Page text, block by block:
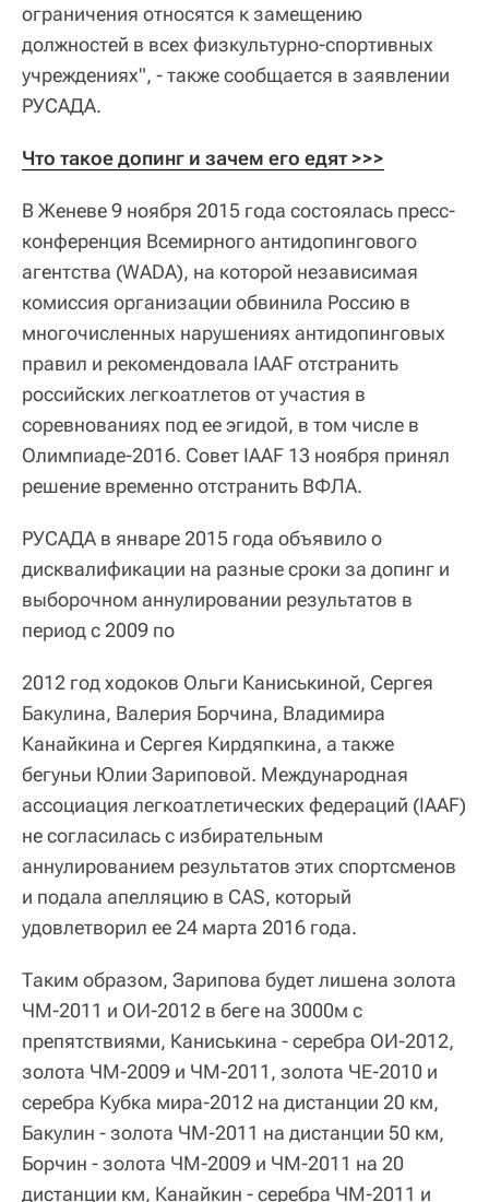
ограничения относятся к замещению
должностей в всех физкультурно-спортивных
учреждениях", - также сообщается в заявлении
РУСАДА.
Что такое допинг и зачем его едят >>>
В Женеве 9 ноября 2015 года состоялась пресс-
конференция Всемирного антидопингового
агентства (WADA), на которой независимая
комиссия организации обвинила Россию в
многочисленных нарушениях антидопинговых
правил и рекомендовала IAAF отстранить
российских легкоатлетов от участия в
соревнованиях под ее эгидой, в том числе в
Олимпиаде-2016. Совет IAAF 13 ноября принял
решение временно отстранить ВФЛА.
РУСАДА в январе 2015 года объявило о
дисквалификации на разные сроки за допинг и
выборочном аннулировании результатов в
период с 2009 по
2012 год ходоков Ольги Каниськиной, Сергея
Бакулина, Валерия Борчина, Владимира
Канайкина и Сергея Кирдяпкина, а также
бегуньи Юлии Зариповой. Международная
ассоциация легкоатлетических федераций (IAAF)
не согласилась с избирательным
аннулированием результатов этих спортсменов
и подала апелляцию в CAS, который
удовлетворил ее 24 марта 2016 года.
Таким образом, Зарипова будет лишена золота
ЧМ-2011 и ОИ-2012 в беге на 3000м с
препятствиями, Каниськина - серебра ОИ-2012,
золота ЧМ-2009 и ЧМ-2011, золота ЧЕ-2010 и
серебра Кубка мира-2012 на дистанции 20 км,
Бакулин - золота ЧМ-2011 на дистанции 50 км,
Борчин - золота ЧМ-2009 и ЧМ-2011 на 20
дистанции км, Канайкин - серебра ЧМ-2011 и